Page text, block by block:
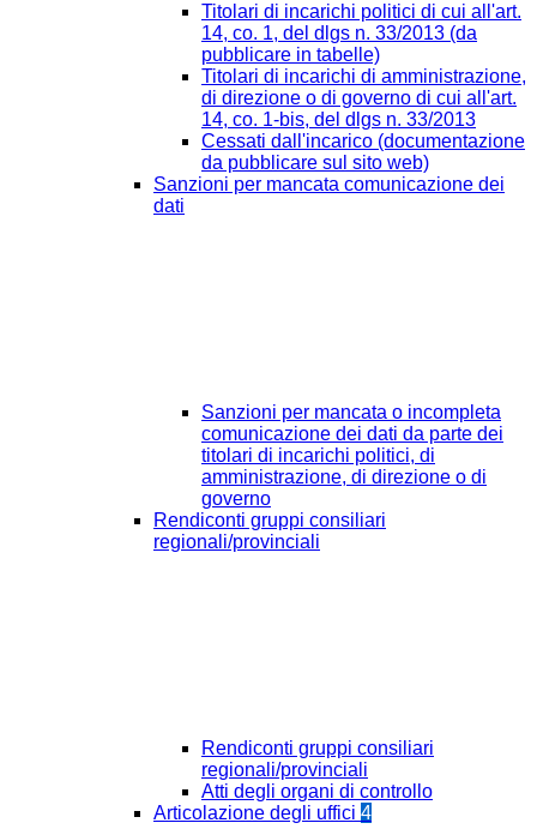
Titolari di incarichi politici di cui all'art.
14, co. 1, del dlgs n. 33/2013 (da
pubblicare in tabelle)
Titolari di incarichi di amministrazione,
di direzione o di governo di cui all'art.
14, co. 1-bis, del dlgs n. 33/2013
Cessati dall'incarico (documentazione
da pubblicare sul sito web)
Sanzioni per mancata comunicazione dei
dati
Sanzioni per mancata o incompleta
comunicazione dei dati da parte dei
titolari di incarichi politici, di
amministrazione, di direzione o di
governo
Rendiconti gruppi consiliari
regionali/provinciali
Rendiconti gruppi consiliari
regionali/provinciali
Atti degli organi di controllo
Articolazione degli uffici 4